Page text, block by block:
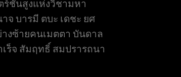
ร์ชั้นสูงแห่งวิชามหา
บารมี ตบะ เดชะ ยศ
งซ้ายคนเมตตา บันดาล
ร็จ สัมฤทธิ์ สมปรารถนา